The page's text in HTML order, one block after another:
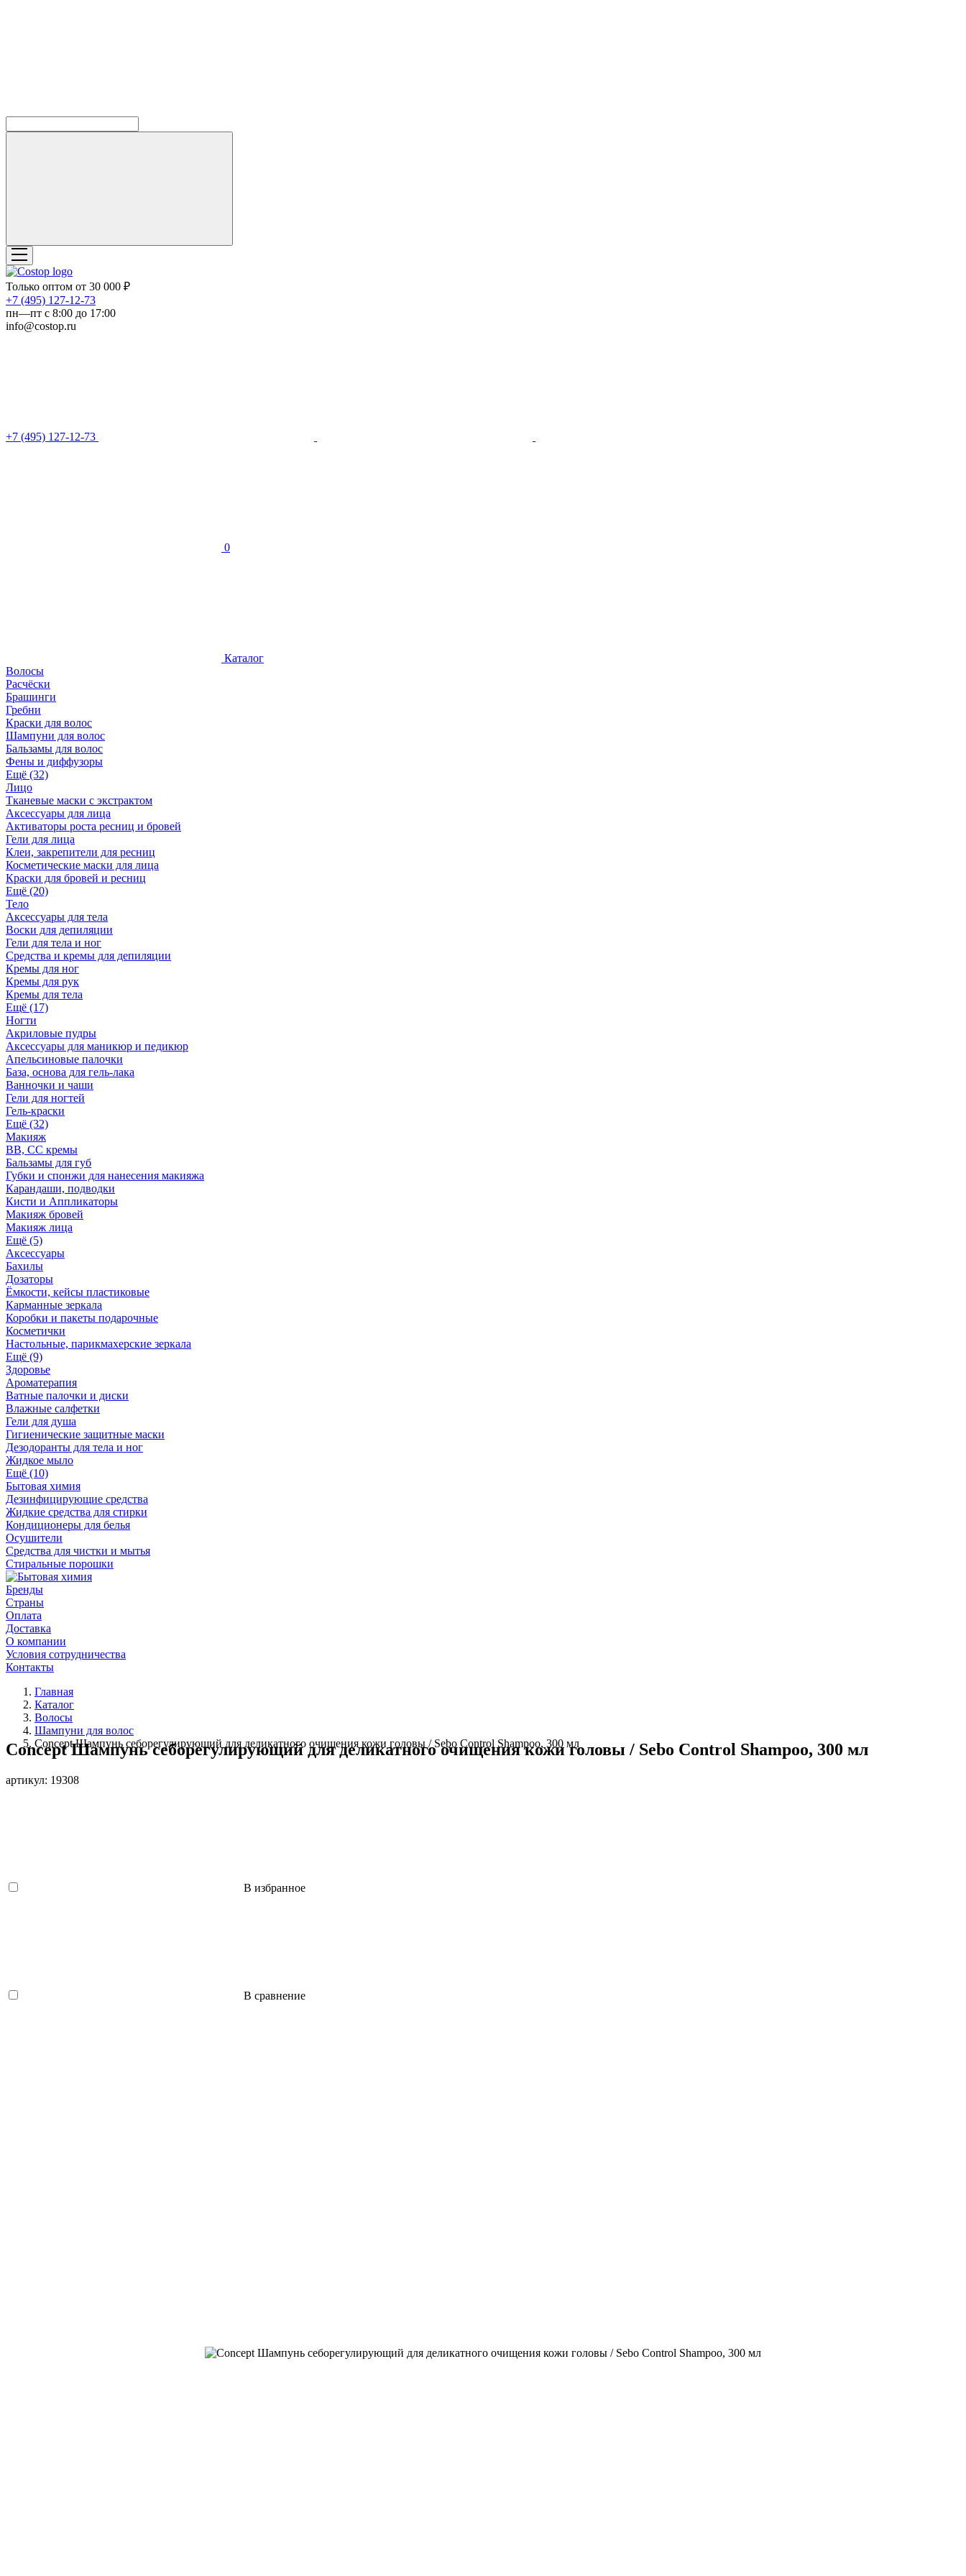
Только оптом от 30 000 ₽
‎+7 (495) 127-12-73
пн—пт с 8:00 до 17:00
info@costop.ru
‎+7 (495) 127-12-73
0
Каталог
Волосы
Расчёски
Брашинги
Гребни
Краски для волос
Шампуни для волос
Бальзамы для волос
Фены и диффузоры
Ещё (32)
Лицо
Тканевые маски с экстрактом
Аксессуары для лица
Активаторы роста ресниц и бровей
Гели для лица
Клеи, закрепители для ресниц
Косметические маски для лица
Краски для бровей и ресниц
Ещё (20)
Тело
Аксессуары для тела
Воски для депиляции
Гели для тела и ног
Средства и кремы для депиляции
Кремы для ног
Кремы для рук
Кремы для тела
Ещё (17)
Ногти
Акриловые пудры
Аксессуары для маникюр и педикюр
Апельсиновые палочки
База, основа для гель-лака
Ванночки и чаши
Гели для ногтей
Гель-краски
Ещё (32)
Макияж
BB, СС кремы
Бальзамы для губ
Губки и спонжи для нанесения макияжа
Карандаши, подводки
Кисти и Аппликаторы
Макияж бровей
Макияж лица
Ещё (5)
Аксессуары
Бахилы
Дозаторы
Ёмкости, кейсы пластиковые
Карманные зеркала
Коробки и пакеты подарочные
Косметички
Настольные, парикмахерские зеркала
Ещё (9)
Здоровье
Ароматерапия
Ватные палочки и диски
Влажные салфетки
Гели для душа
Гигиенические защитные маски
Дезодоранты для тела и ног
Жидкое мыло
Ещё (10)
Бытовая химия
Дезинфицирующие средства
Жидкие средства для стирки
Кондиционеры для белья
Осушители
Средства для чистки и мытья
Стиральные порошки
Бренды
Страны
Оплата
Доставка
О компании
Условия сотрудничества
Контакты
Главная
Каталог
Волосы
Шампуни для волос
Concept Шампунь себорегулирующий для деликатного очищения кожи головы / Sebo Control Shampoo, 300 мл
Concept Шампунь себорегулирующий для деликатного очищения кожи головы / Sebo Control Shampoo, 300 мл
артикул: 19308
В избранное
В сравнение